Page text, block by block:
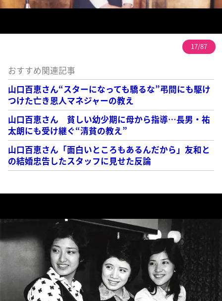
17/87
おすすめ関連記事
山口百恵さん“スターになっても驕るな”弔問にも駆け
つけた亡き恩人マネジャーの教え
山口百恵さん 貧しい幼少期に母から指導…長男・祐
太朗にも受け継ぐ“清貧の教え”
山口百恵さん「面白いところもあるんだから」友和と
の結婚忠告したスタッフに見せた反論